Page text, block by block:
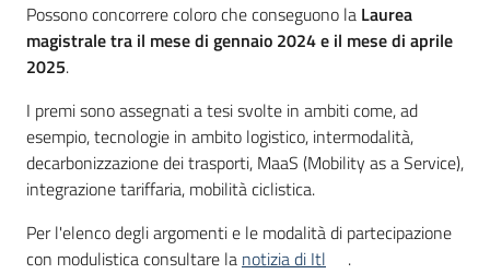
Possono concorrere coloro che conseguono la Laurea
magistrale tra il mese di gennaio 2024 e il mese di aprile
2025.
I premi sono assegnati a tesi svolte in ambiti come, ad
esempio, tecnologie in ambito logistico, intermodalità,
decarbonizzazione dei trasporti, MaaS (Mobility as a Service),
integrazione tariffaria, mobilità ciclistica.
Per l'elenco degli argomenti e le modalità di partecipazione
con modulistica consultare la notizia di Itl
.